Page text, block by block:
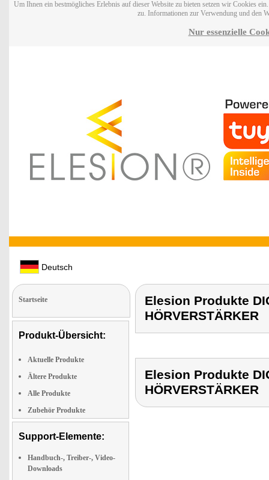
Um Ihnen ein bestmögliches Erlebnis auf dieser Website zu bieten setzen wir Cookies
zu. Informationen zur Verwendung und den
Nur essenzielle
Deutsch
Startseite
Produkt-Übersicht:
Aktuelle Produkte
Ältere Produkte
Alle Produkte
Zubehör Produkte
Support-Elemente:
Handbuch-, Treiber-, Video-
Downloads
Elesion Produkte
HÖRVERSTÄRKER
Elesion Produkte
HÖRVERSTÄRKER